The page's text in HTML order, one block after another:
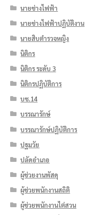
นายช่างไฟฟ้า
นายช่างไฟฟ้าปฏิบัติงาน
นายสิบตำรวจหญิง
นิติกร
นิติกร ระดับ 3
นิติกรปฏิบัติการ
บช.14
บรรณารักษ์
บรรณารักษ์ปฏิบัติการ
ปฐมวัย
ปลัดอำเภอ
ผู้ช่วยงานพัสดุ
ผู้ช่วยพนักงานสถิติ
ผู้ช่วยพนักงานไต่สวน